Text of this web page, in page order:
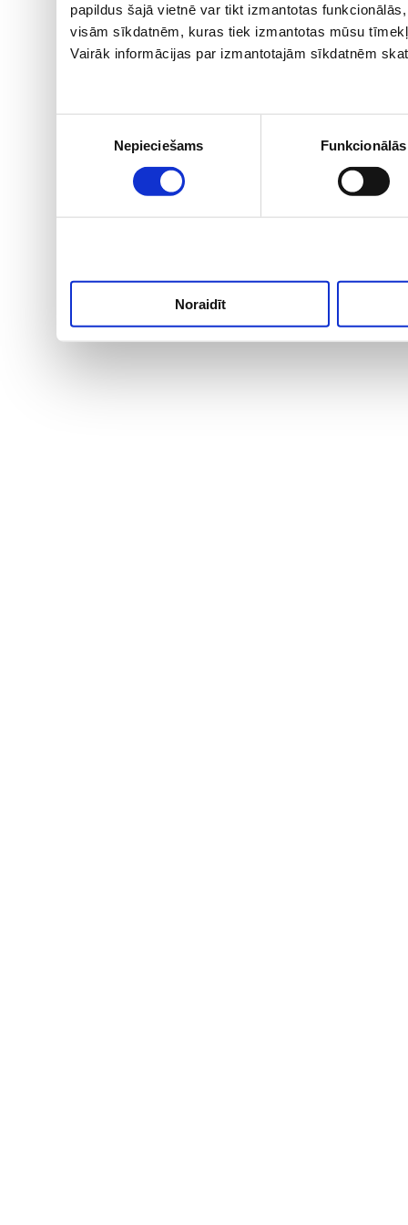
papildus šajā vietnē var tikt izmantotas
visām sīkdatnēm, kuras tiek izmantotas mūsu
Vairāk informācijas par izmantotajām sīkdatnēm
Nepieciešams Funkcionālās
Noraidīt